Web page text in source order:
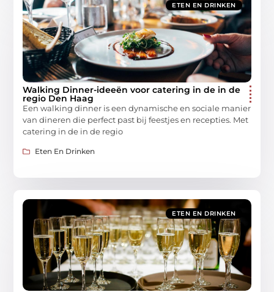
ETEN EN DRINKEN
Walking Dinner-ideeën voor catering in de in de
regio Den Haag
Een walking dinner is een dynamische en sociale manier
van dineren die perfect past bij feestjes en recepties. Met
catering in de in de regio
Eten En Drinken
ETEN EN DRINKEN